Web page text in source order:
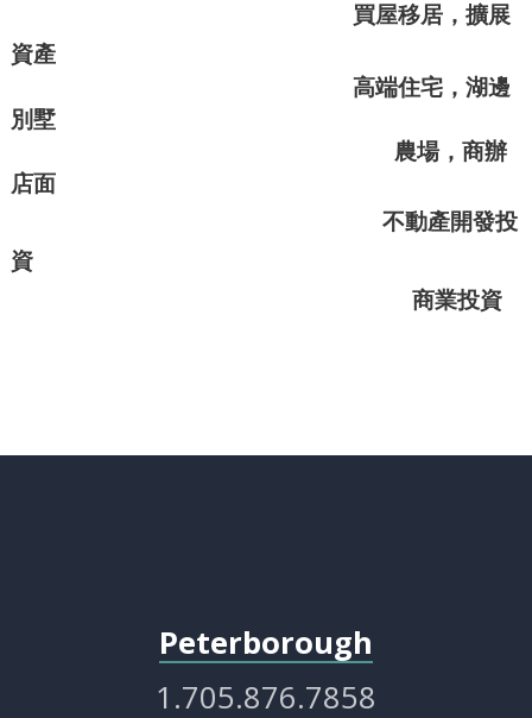
買屋移居，擴展
資產
高端住宅，湖邊
別墅
農場，商辦
店面
不動產開發投
資
商業投資
Peterborough
1.705.876.7858